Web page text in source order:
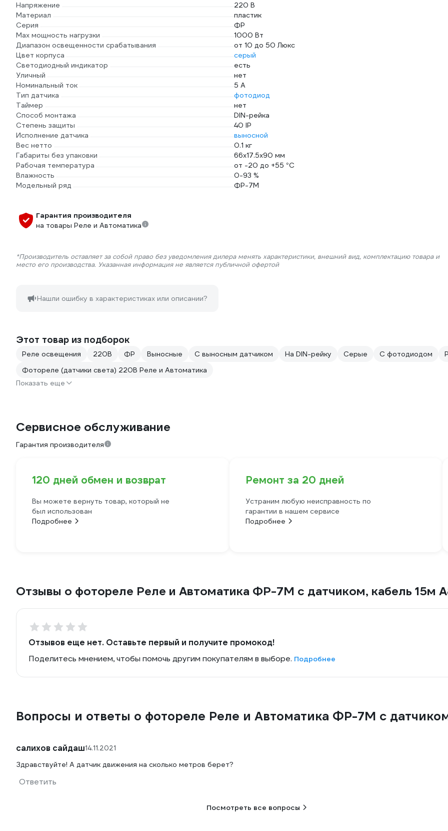
Напряжение
220 В
Материал
пластик
Серия
ФР
Max мощность нагрузки
1000 Вт
Диапазон освещенности срабатывания
от 10 до 50 Люкс
Цвет корпуса
серый
Светодиодный индикатор
есть
Уличный
нет
Номинальный ток
5 А
Тип датчика
фотодиод
Таймер
нет
Способ монтажа
DIN-рейка
Степень защиты
40 IP
Исполнение датчика
выносной
Вес нетто
0.1 кг
Габариты без упаковки
66х17.5х90 мм
Рабочая температура
от -20 до +55 °С
Влажность
0-93 %
Модельный ряд
ФР-7М
Гарантия производителя
на товары Реле и Автоматика
*Производитель оставляет за собой право без уведомления дилера менять характеристики, внешний вид, комплектацию товара и
место его производства. Указанная информация не является публичной офертой
Нашли ошибку в характеристиках или описании?
Этот товар из подборок
Реле освещения 220В ФР Выносные С выносным датчиком На DIN-рейку Серые С фотодиодом
Фотореле (датчики света) 220В Реле и Автоматика
Показать еще
Сервисное обслуживание
Гарантия производителя
120 дней обмен и возврат
Вы можете вернуть товар, который не
был использован
Подробнее
Ремонт за 20 дней
Устраним любую неисправность по
гарантии в нашем сервисе
Подробнее
Отзывы о фотореле Реле и Автоматика ФР-7М с датчиком, кабель 15м
Отзывов еще нет. Оставьте первый и получите промокод!
Поделитесь мнением, чтобы помочь другим покупателям в выборе. Подробнее
Вопросы и ответы о фотореле Реле и Автоматика ФР-7М с
салихов сайдаш14.11.2021
Здравствуйте! А датчик движения на сколько метров берет?
Ответить
Посмотреть все вопросы